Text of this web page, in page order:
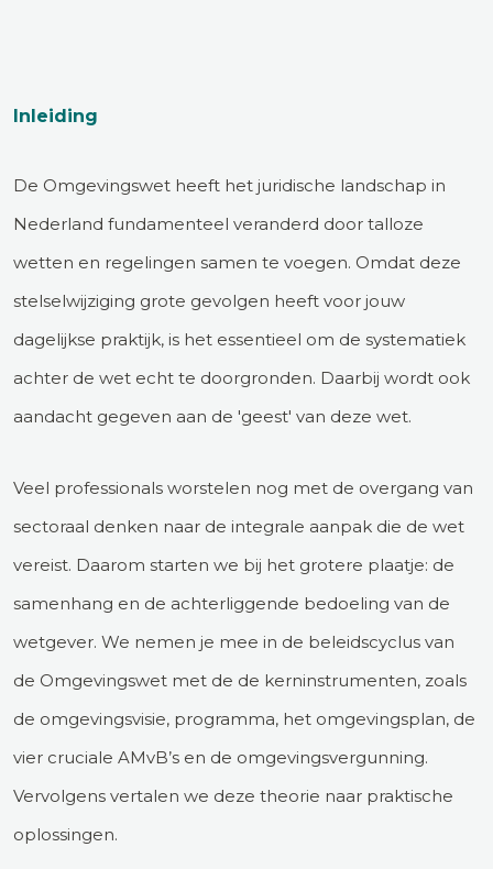
Inleiding
De Omgevingswet heeft het juridische landschap in
Nederland fundamenteel veranderd door talloze
wetten en regelingen samen te voegen. Omdat deze
stelselwijziging grote gevolgen heeft voor jouw
dagelijkse praktijk, is het essentieel om de systematiek
achter de wet echt te doorgronden. Daarbij wordt ook
aandacht gegeven aan de 'geest' van deze wet.
Veel professionals worstelen nog met de overgang van
sectoraal denken naar de integrale aanpak die de wet
vereist. Daarom starten we bij het grotere plaatje: de
samenhang en de achterliggende bedoeling van de
wetgever. We nemen je mee in de beleidscyclus van
de Omgevingswet met de de kerninstrumenten, zoals
de omgevingsvisie, programma, het omgevingsplan, de
vier cruciale AMvB’s en de omgevingsvergunning.
Vervolgens vertalen we deze theorie naar praktische
oplossingen.